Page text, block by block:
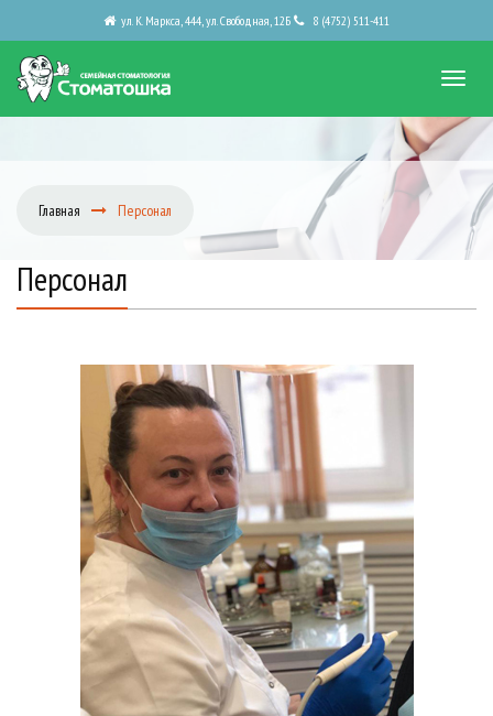
ул. К. Маркса, 444, ул. Свободная, 12Б 8 (4752) 511-411
Главная Персонал
Персонал